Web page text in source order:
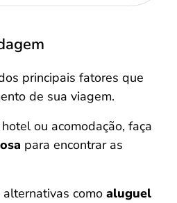
principais fatores que
de sua viagem.
ou acomodação, faça
para encontrar as
como aluguel